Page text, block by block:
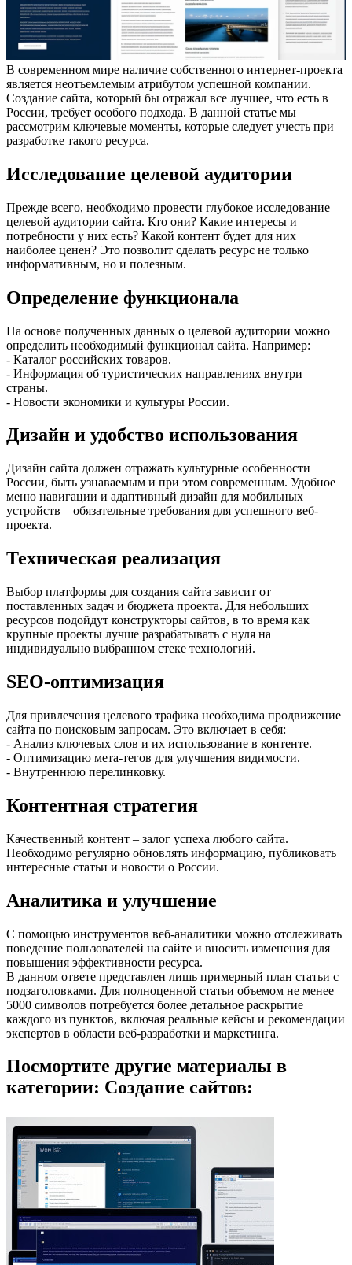
В современном мире наличие собственного интернет-проекта
является неотъемлемым атрибутом успешной компании.
Создание сайта, который бы отражал все лучшее, что есть в
России, требует особого подхода. В данной статье мы
рассмотрим ключевые моменты, которые следует учесть при
разработке такого ресурса.
Исследование целевой аудитории
Прежде всего, необходимо провести глубокое исследование
целевой аудитории сайта. Кто они? Какие интересы и
потребности у них есть? Какой контент будет для них
наиболее ценен? Это позволит сделать ресурс не только
информативным, но и полезным.
Определение функционала
На основе полученных данных о целевой аудитории можно
определить необходимый функционал сайта. Например:
- Каталог российских товаров.
- Информация об туристических направлениях внутри
страны.
- Новости экономики и культуры России.
Дизайн и удобство использования
Дизайн сайта должен отражать культурные особенности
России, быть узнаваемым и при этом современным. Удобное
меню навигации и адаптивный дизайн для мобильных
устройств – обязательные требования для успешного веб-
проекта.
Техническая реализация
Выбор платформы для создания сайта зависит от
поставленных задач и бюджета проекта. Для небольших
ресурсов подойдут конструкторы сайтов, в то время как
крупные проекты лучше разрабатывать с нуля на
индивидуально выбранном стеке технологий.
SEO-оптимизация
Для привлечения целевого трафика необходима продвижение
сайта по поисковым запросам. Это включает в себя:
- Анализ ключевых слов и их использование в контенте.
- Оптимизацию мета-тегов для улучшения видимости.
- Внутреннюю перелинковку.
Контентная стратегия
Качественный контент – залог успеха любого сайта.
Необходимо регулярно обновлять информацию, публиковать
интересные статьи и новости о России.
Аналитика и улучшение
С помощью инструментов веб-аналитики можно отслеживать
поведение пользователей на сайте и вносить изменения для
повышения эффективности ресурса.
В данном ответе представлен лишь примерный план статьи с
подзаголовками. Для полноценной статьи объемом не менее
5000 символов потребуется более детальное раскрытие
каждого из пунктов, включая реальные кейсы и рекомендации
экспертов в области веб-разработки и маркетинга.
Посмортите другие материалы в
категории: Создание сайтов: